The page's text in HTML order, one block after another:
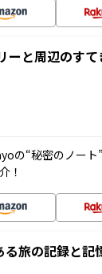
ーと周辺のす
の“秘密のノー
！
旅の記録と